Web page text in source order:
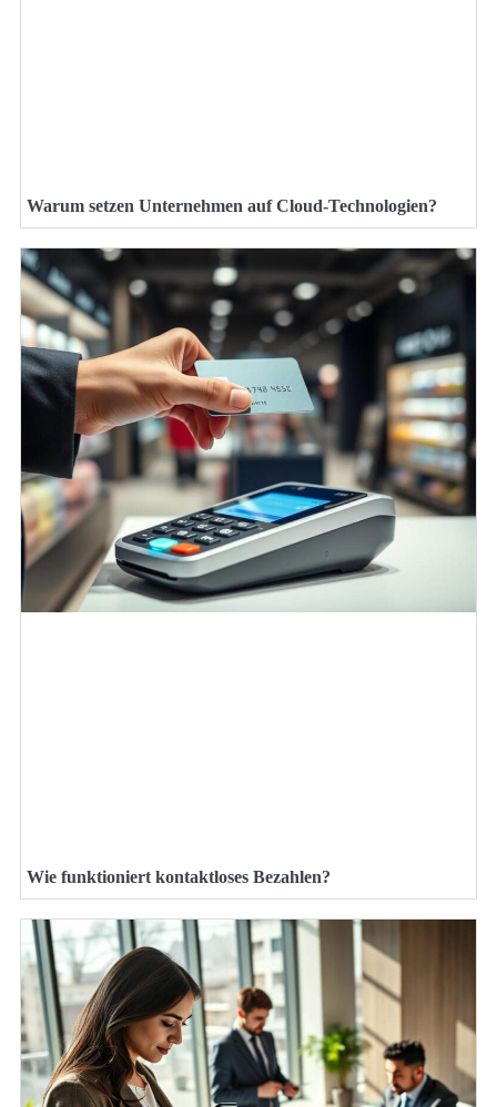
Warum setzen Unternehmen auf Cloud-Technologien?
Wie funktioniert kontaktloses Bezahlen?